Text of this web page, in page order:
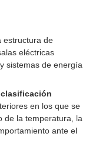
de la categoría
M1 y M2.
estructura de
eléctricas
sistemas de energía
en los que se
de la temperatura, la
ante el